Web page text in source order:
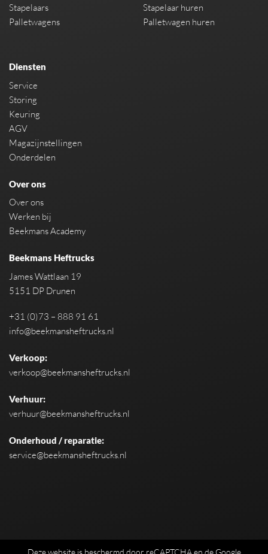
Stapelaars
Palletwagens
Stapelaar huren
Palletwagen huren
Diensten
Service
Storing
Keuring
AGV
Magazijnstellingen
Onderdelen
Over ons
Over ons
Werken bij
Beekmans Academy
Beekmans Heftrucks
James Wattlaan 19
5151 DP Drunen
+31 (0)73 – 888 91 61
info@beekmansheftrucks.nl
Verkoop:
verkoop@beekmansheftrucks.nl
Verhuur:
verhuur@beekmansheftrucks.nl
Onderhoud / reparatie:
service@beekmansheftrucks.nl